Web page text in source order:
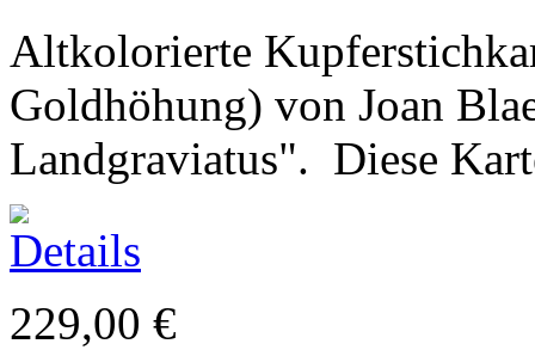
Altkolorierte
Goldhöhung) von Joan
Landgraviatus". Diese
229,00 €